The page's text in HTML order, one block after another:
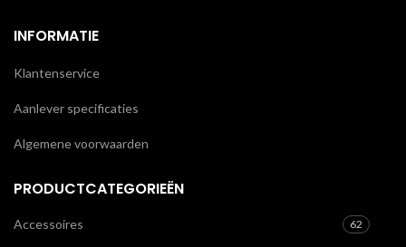
INFORMATIE
Klantenservice
Aanlever specificaties
Algemene voorwaarden
PRODUCTCATEGORIEËN
Accessoires 62